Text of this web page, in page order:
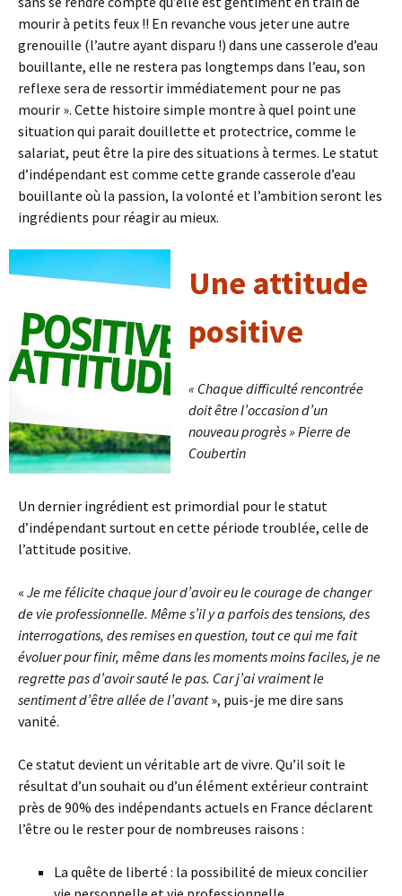
mourir à petits feux !! En revanche vous jeter une autre
grenouille (l’autre ayant disparu !) dans une casserole d’eau
bouillante, elle ne restera pas longtemps dans l’eau, son
reflexe sera de ressortir immédiatement pour ne pas
mourir ». Cette histoire simple montre à quel point une
situation qui parait douillette et protectrice, comme le
salariat, peut être la pire des situations à termes. Le statut
d’indépendant est comme cette grande casserole d’eau
bouillante où la passion, la volonté et l’ambition seront les
ingrédients pour réagir au mieux.
Une attitude
positive
« Chaque difficulté rencontrée
doit être l’occasion d’un
nouveau progrès » Pierre de
Coubertin
Un dernier ingrédient est primordial pour le statut
d’indépendant surtout en cette période troublée, celle de
l’attitude positive.
« Je me félicite chaque jour d’avoir eu le courage de changer
de vie professionnelle. Même s’il y a parfois des tensions, des
interrogations, des remises en question, tout ce qui me fait
évoluer pour finir, même dans les moments moins faciles, je ne
regrette pas d’avoir sauté le pas. Car j’ai vraiment le
sentiment d’être allée de l’avant», puis-je me dire sans
vanité.
Ce statut devient un véritable art de vivre. Qu’il soit le
résultat d’un souhait ou d’un élément extérieur contraint
près de 90% des indépendants actuels en France déclarent
l’être ou le rester pour de nombreuses raisons :
La quête de liberté : la possibilité de mieux concilier